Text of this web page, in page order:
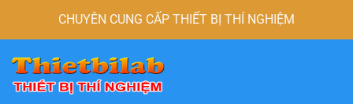
CHUYÊN CUNG CẤP THIẾT BỊ THÍ NGHIỆM